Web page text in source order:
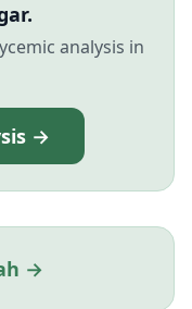
analysis in
→
→